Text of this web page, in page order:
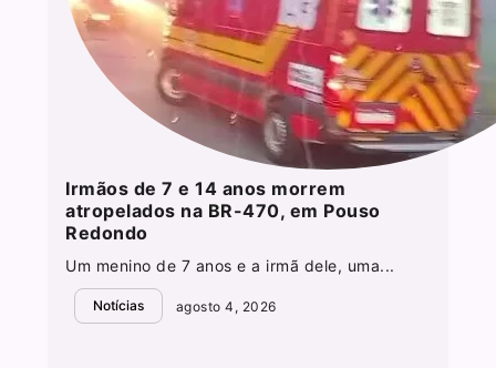
Irmãos de 7 e 14 anos morrem
atropelados na BR-470, em Pouso
Redondo
Um menino de 7 anos e a irmã dele, uma...
Notícias agosto 4, 2026